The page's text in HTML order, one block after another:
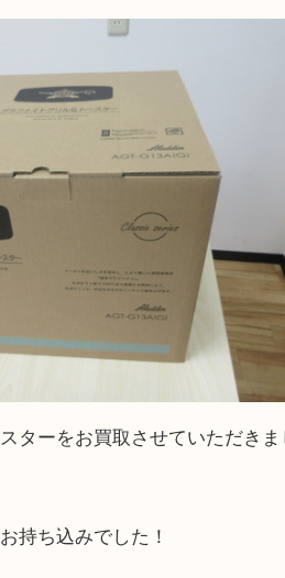
AGT-G13A G グラファイト
:2025/08/04
グラファイト グリル&トースター（